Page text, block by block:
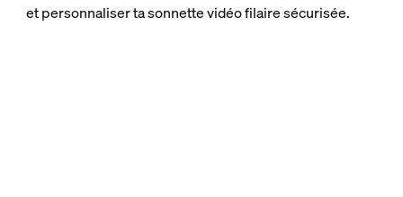
et personnaliser ta sonnette vidéo filaire sécurisée.